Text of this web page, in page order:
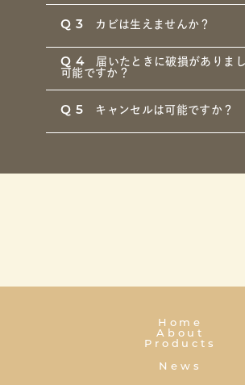
Q3 カビは生えませんか？
Q4
届いたときに破損がありま
可能ですか？
Q5 キャンセルは可能ですか？
Home
About
Products
News